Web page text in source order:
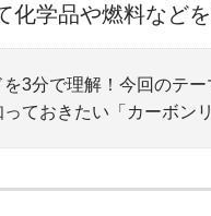
化学品や燃料など
3分で理解！今回のテ
ておきたい「カーボン